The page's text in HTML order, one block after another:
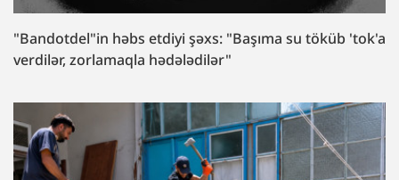
"Bandotdel"in həbs etdiyi şəxs: "Başıma su töküb 'tok'a
verdilər, zorlamaqla hədələdilər"